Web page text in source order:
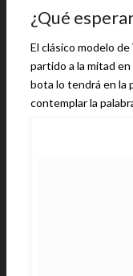
¿Qué
El clásico modelo
partido a la mitad
bota lo tendrá en la
contemplar la